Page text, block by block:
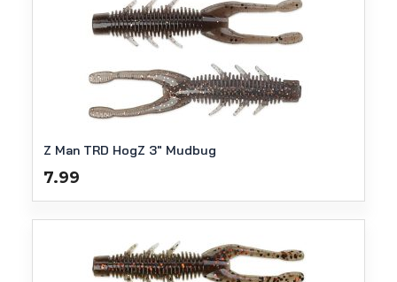
Z Man TRD HogZ 3" Mudbug
7.99